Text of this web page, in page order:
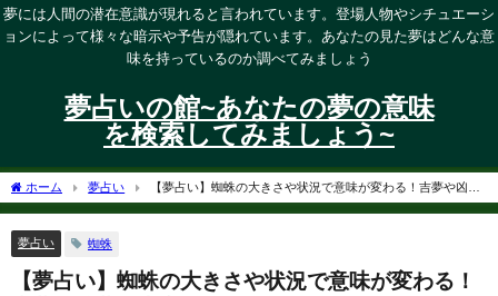
夢には人間の潜在意識が現れると言われています。登場人物やシチュエーシ
ョンによって様々な暗示や予告が隠れています。あなたの見た夢はどんな意
味を持っているのか調べてみましょう
夢占いの館~あなたの夢の意味
を検索してみましょう~
ホーム 夢占い
【夢占い】蜘蛛の大きさや状況で意味が変わる！吉夢や凶夢
の内容は？
夢占い 蜘蛛
【夢占い】蜘蛛の大きさや状況で意味が変わる！